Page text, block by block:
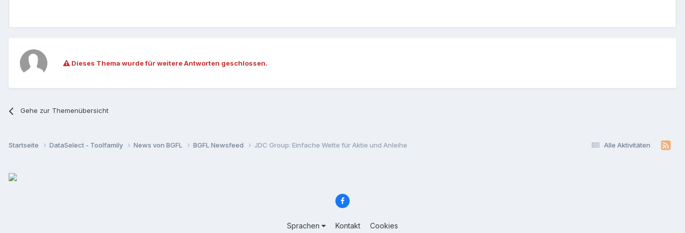
Dieses Thema wurde für weitere Antworten geschlossen.
Gehe zur Themenübersicht
Alle Aktivitäten
Startseite DataSelect - Toolfamily News von BGFL BGFL Newsfeed JDC Group: Einfache Wette für Aktie und Anleihe
Sprachen Kontakt Cookies